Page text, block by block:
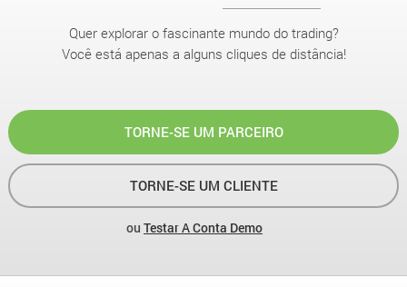
Quer explorar o fascinante mundo do trading?
Você está apenas a alguns cliques de distância!
TORNE-SE UM PARCEIRO
TORNE-SE UM CLIENTE
ou Testar A Conta Demo